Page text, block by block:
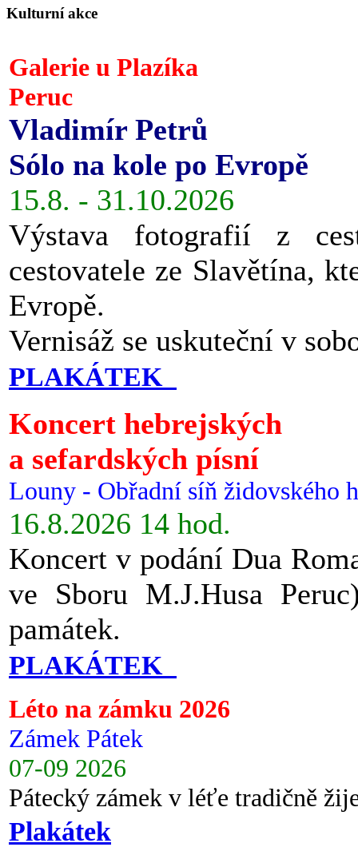
Kulturní akce
Galerie u Plazíka
Peruc
Vladimír Petrů
Sólo na kole po Evropě
15.8. - 31.10.2026
Výstava fotografií z
cestovatele ze Slavětína,
Evropě.
Vernisáž se uskuteční v
PLAKÁTEK
Koncert hebrejských
a sefardských písní
Louny - Obřadní síň židovského
16.8.2026 14 hod.
Koncert v podání Dua
ve Sboru M.J.Husa
památek.
PLAKÁTEK
Léto na zámku 2026
Zámek Pátek
07-09 2026
Pátecký zámek v léťe tradičně
Plakátek